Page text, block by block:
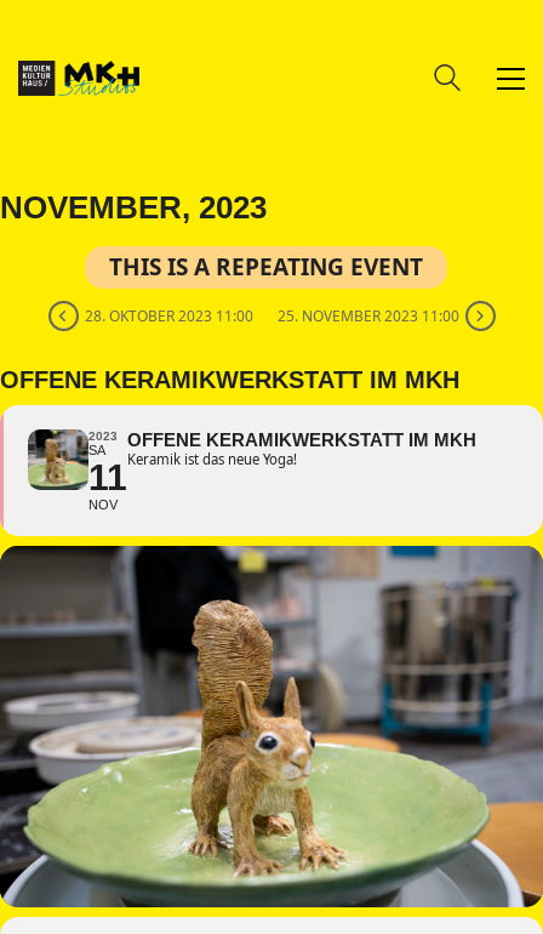
NOVEMBER, 2023
THIS IS A REPEATING EVENT
28. OKTOBER 2023 11:00 25. NOVEMBER 2023 11:00
OFFENE KERAMIKWERKSTATT IM MKH
2023
SA
11
NOV
OFFENE KERAMIKWERKSTATT IM MKH
Keramik ist das neue Yoga!